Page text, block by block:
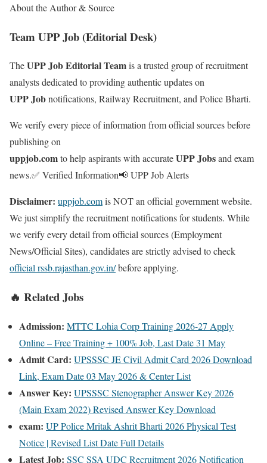
About the Author & Source
Team UPP Job (Editorial Desk)
TheUPP Job Editorial Teamis a trusted group of recruitment
analysts dedicated to providing authentic updates on
UPP Jobnotifications, Railway Recruitment, and Police Bharti.
We verify every piece of information from official sources before
publishing on
uppjob.comto help aspirants with accurateUPP Jobsand exam
news.✅ Verified Information📢 UPP Job Alerts
Disclaimer: uppjob.comis NOT an official government website.
We just simplify the recruitment notifications for students. While
we verify every detail from official sources (Employment
News/Official Sites), candidates are strictly advised to check
official rssb.rajasthan.gov.in/before applying.
🔥 Related Jobs
Admission: MTTC Lohia Corp Training 2026-27 Apply
Online – Free Training + 100% Job, Last Date 31 May
Admit Card: UPSSSC JE Civil Admit Card 2026 Download
Link, Exam Date 03 May 2026 & Center List
Answer Key: UPSSSC Stenographer Answer Key 2026
(Main Exam 2022) Revised Answer Key Download
exam: UP Police Mritak Ashrit Bharti 2026 Physical Test
Notice | Revised List Date Full Details
Latest Job: SSC SSA UDC Recruitment 2026 Notification